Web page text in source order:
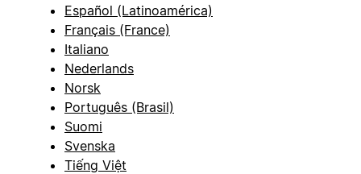
Español (Latinoamérica)
Français (France)
Italiano
Nederlands
Norsk
Português (Brasil)
Suomi
Svenska
Tiếng Việt